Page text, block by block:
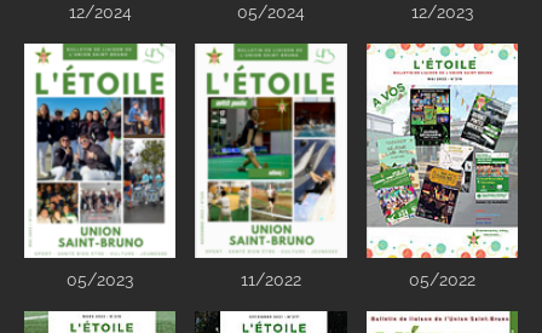
12/2024 05/2024 12/2023
05/2023 11/2022 05/2022